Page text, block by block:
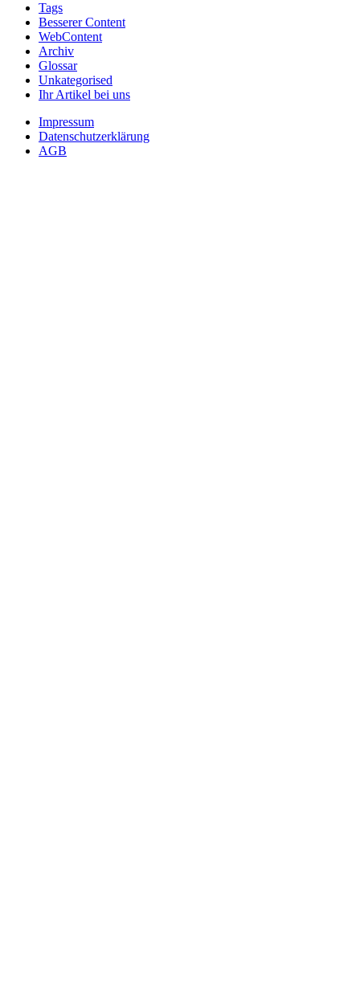
Tags
Besserer Content
WebContent
Archiv
Glossar
Unkategorised
Ihr Artikel bei uns
Impressum
Datenschutzerklärung
AGB